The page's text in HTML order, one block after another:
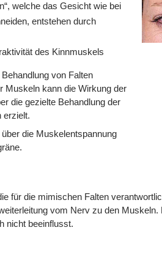
welche das Gesicht wie bei
entstehen durch
des Kinnmuskels
von Falten
Muskeln kann die Wirkung der
die gezielte Behandlung der
erzielt.
die Muskelentspannung
für die mimischen Falten
vom Nerv zu den Muskeln.
nicht beeinflusst.